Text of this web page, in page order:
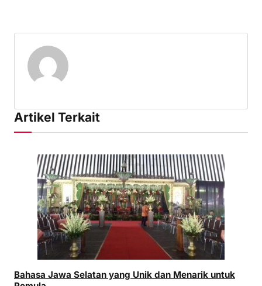
Artikel Terkait
Bahasa Jawa Selatan yang Unik dan Menarik untuk